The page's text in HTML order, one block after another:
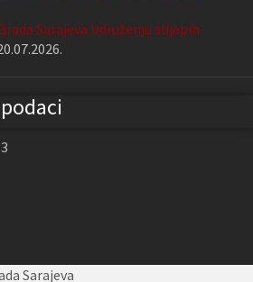
Sarajeva Udruženju slijepih
Sarajeva